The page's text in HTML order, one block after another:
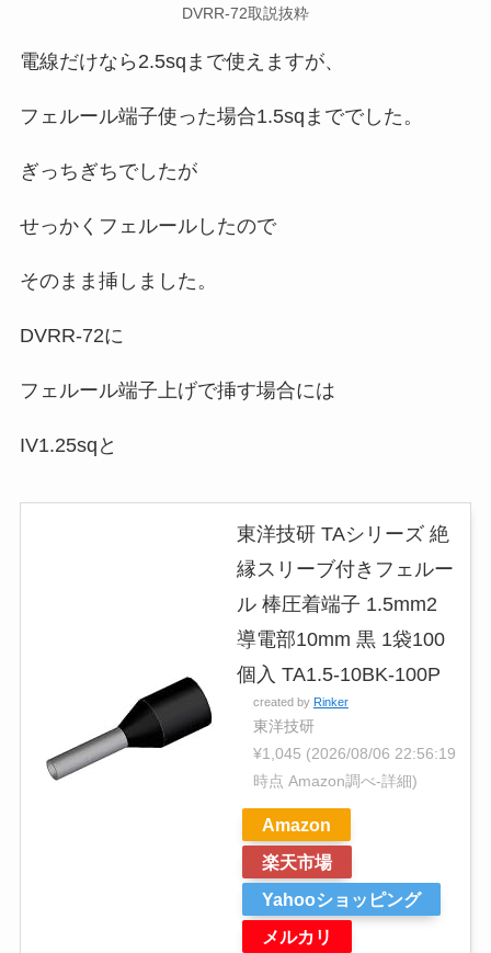
DVRR-72取説抜粋
電線だけなら2.5sqまで使えますが、
フェルール端子使った場合1.5sqまででした。
ぎっちぎちでしたが
せっかくフェルールしたので
そのまま挿しました。
DVRR-72に
フェルール端子上げで挿す場合には
IV1.25sqと
東洋技研 TAシリーズ 絶
縁スリーブ付きフェルー
ル 棒圧着端子 1.5mm2
導電部10mm 黒 1袋100
個入 TA1.5-10BK-100P
created by Rinker
東洋技研
¥1,045 (2026/08/06 22:56:19
時点 Amazon調べ-詳細)
Amazon
楽天市場
Yahooショッピング
メルカリ